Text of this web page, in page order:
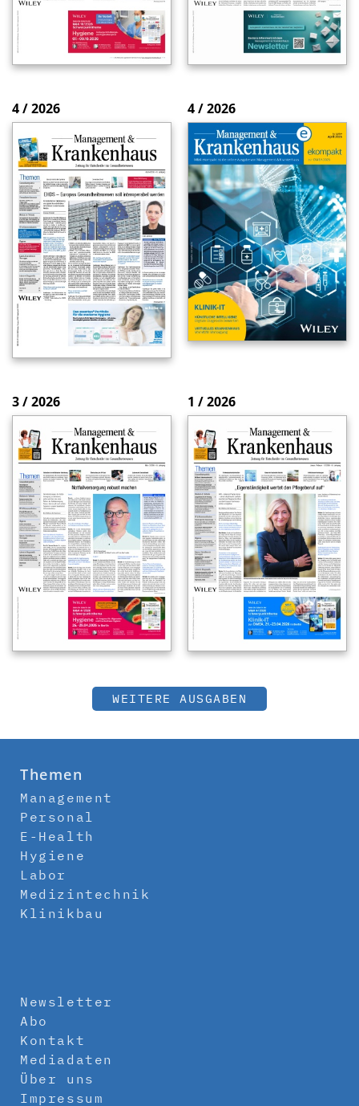
4 / 2026 4 / 2026
3 / 2026 1 / 2026
WEITERE AUSGABEN
Themen
Management
Personal
E-Health
Hygiene
Labor
Medizintechnik
Klinikbau
Newsletter
Abo
Kontakt
Mediadaten
Über uns
Impressum